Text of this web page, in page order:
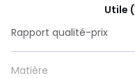
Utile
Rapport qualité-prix
Matière